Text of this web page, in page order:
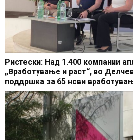
Ристески: Над 1.400 компании
„Вработување и раст“, во
поддршка за 65 нови